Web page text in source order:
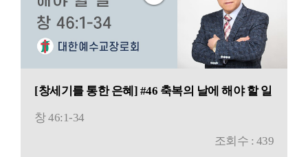
[창세기를 통한 은혜] #46 축복의 날에 해야 할 일
창 46:1-34
조회수 : 439